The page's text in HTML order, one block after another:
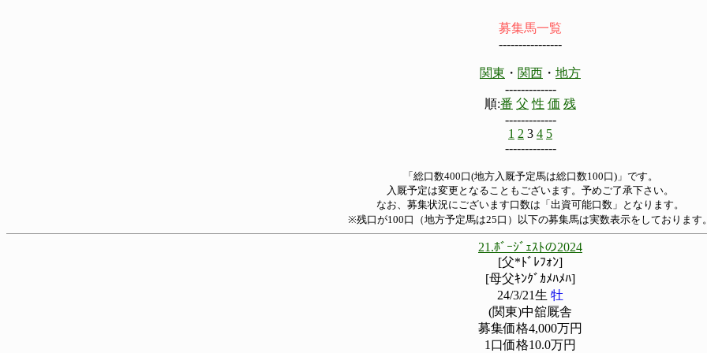
募集馬一覧
----------------
関東 ・ 関西 ・ 地方
-------------
順:番 父 性 価 残
-------------
1 2 3 4 5
-------------
「総口数400口(地方入厩予定馬は総口数100口)」です。
入厩予定は変更となることもございます。予めご了承下さい。
なお、募集状況にございます口数は「出資可能口数」となります。
※残口が100口（地方予定馬は25口）以下の募集馬は実数表示をしております
21.ﾎﾞｰｼﾞｪｽﾄの2024
[父*ﾄﾞﾚﾌｫﾝ]
[母父ｷﾝｸﾞｶﾒﾊﾒﾊ]
24/3/21生 牡
(関東)中舘厩舎
募集価格4,000万円
1口価格10.0万円